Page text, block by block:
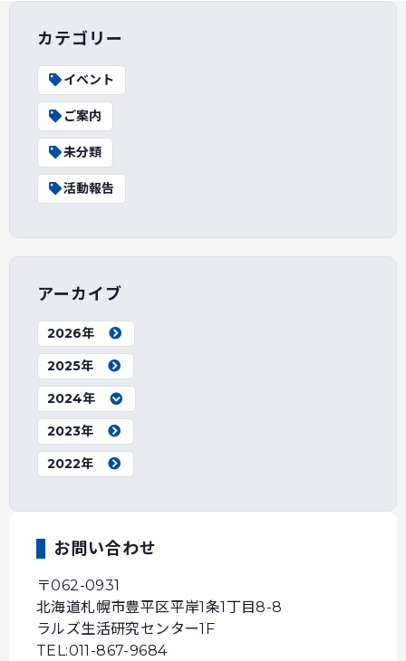
カテゴリー
イベント
ご案内
未分類
活動報告
アーカイブ
2026年
2025年
2024年
2023年
2022年
お問い合わせ
〒062-0931
北海道札幌市豊平区平岸1条1丁目8-8
ラルズ生活研究センター1F
TEL:011-867-9684